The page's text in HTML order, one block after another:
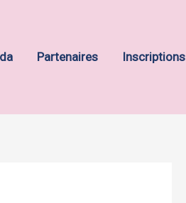
Partenaires Inscriptions